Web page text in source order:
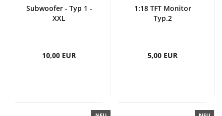
Subwoofer - Typ 1 -
XXL
10,00 EUR
1:18 TFT Monitor
Typ.2
5,00 EUR